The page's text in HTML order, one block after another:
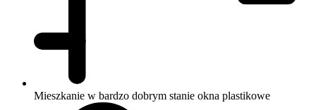
Mieszkanie w bardzo dobrym stanie okna plastikowe